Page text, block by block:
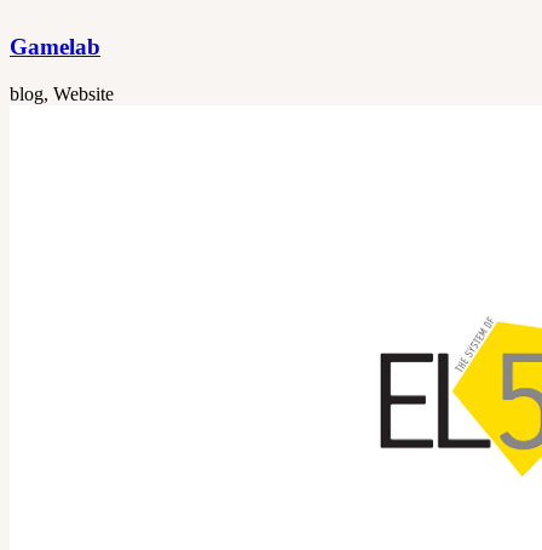
Gamelab
blog, Website